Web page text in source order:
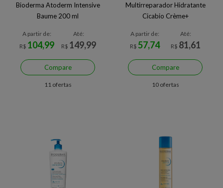
Bioderma Atoderm Intensive
Baume 200 ml
A partir de:
R$ 104,99
Até:
R$ 149,99
Compare
11 ofertas
Multirreparador Hidratante
Cicabio Crème+
A partir de:
R$57,74
Até:
R$ 81,61
Compare
10 ofertas